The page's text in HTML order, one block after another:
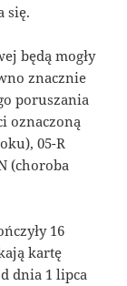
się.
będą mogły
znacznie
poruszania
oznaczoną
05-R
(choroba
16
kartę
dnia 1 lipca